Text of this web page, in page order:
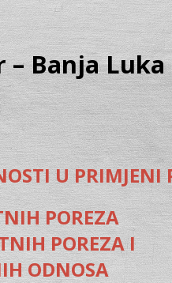
Banja Luka
U PRIMJENI
POREZA
POREZA I
ODNOSA